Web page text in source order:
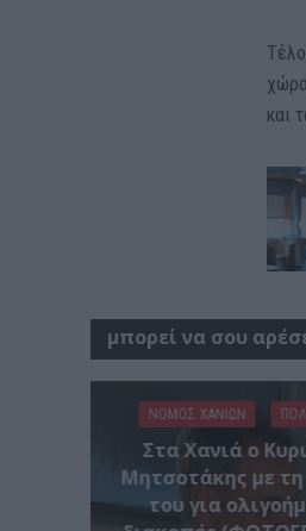
και
μπορεί να σου
ΝΟΜΌΣ ΧΑΝΊΩΝ
Στα Χανιά ο
Μητσοτάκης με
του για